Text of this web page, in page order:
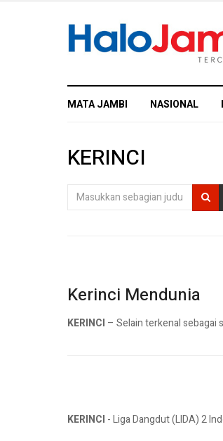
MATA JAMBI NASIONAL
KERINCI
Masukkan
Kerinci Mendunia
KERINCI – Selain terkenal sebagai
KERINCI - Liga Dangdut (LIDA) 2